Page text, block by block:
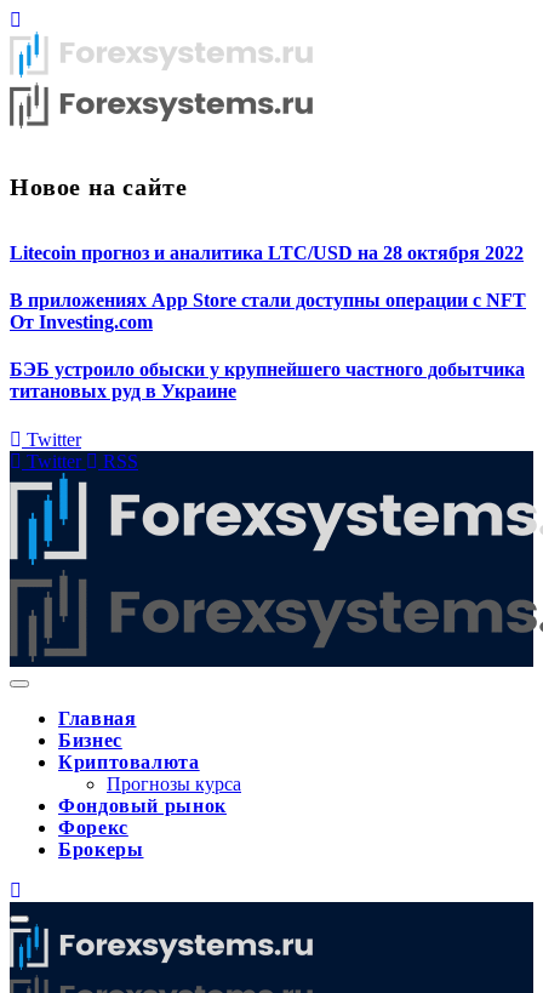
Новое на сайте
Litecoin прогноз и аналитика LTC/USD на 28 октября 2022
В приложениях App Store стали доступны операции с NFT
От Investing.com
БЭБ устроило обыски у крупнейшего частного добытчика
титановых руд в Украине
Twitter
Twitter
RSS
Главная
Бизнес
Криптовалюта
Прогнозы курса
Фондовый рынок
Форекс
Брокеры